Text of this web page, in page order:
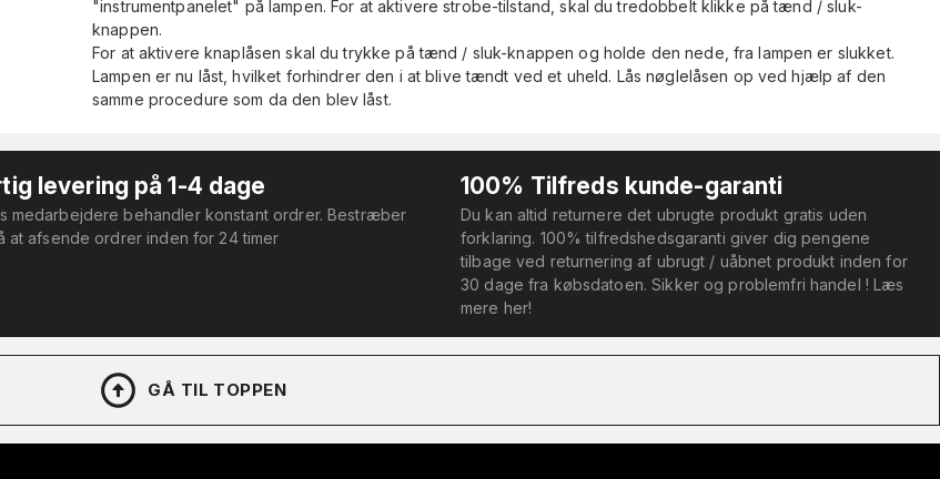
"instrumentpanelet" på lampen. For at aktivere strobe-tilstand, skal du tredobbelt klikke på tænd / sluk-
knappen.
For at aktivere knaplåsen skal du trykke på tænd / sluk-knappen og holde den nede, fra lampen er slukket.
Lampen er nu låst, hvilket forhindrer den i at blive tændt ved et uheld. Lås nøglelåsen op ved hjælp af den
samme procedure som da den blev låst.
levering på 1-4 dage
medarbejdere behandler konstant ordrer. Bestræber
at afsende ordrer inden for 24 timer
100% Tilfreds kunde-garanti
Du kan altid returnere det ubrugte produkt gratis uden
forklaring. 100% tilfredshedsgaranti giver dig pengene
tilbage ved returnering af ubrugt / uåbnet produkt inden for
30 dage fra købsdatoen. Sikker og problemfri handel ! Læs
mere her!
GÅ TIL TOPPEN